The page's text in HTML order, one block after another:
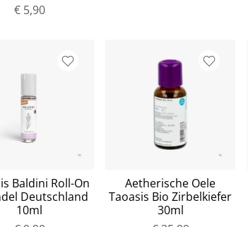
€ 5,90
Baldini Roll-On
Deutschland
10ml
Aetherische Oele
Taoasis Bio Zirbelkiefer
30ml